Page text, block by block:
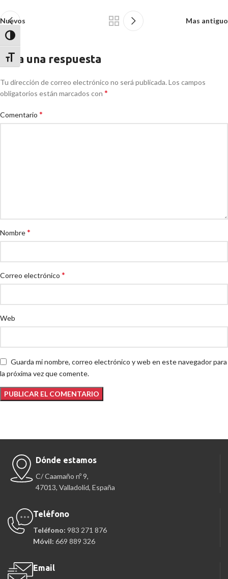
Alternar alto contraste
Alternar tamaño de letra
Nuevos Mas antiguo
Deja una respuesta
Tu dirección de correo electrónico no será publicada. Los campos
obligatorios están marcados con *
Comentario *
Nombre*
Correo electrónico *
Web
Guarda mi nombre, correo electrónico y web en este navegador para
la próxima vez que comente.
Dónde estamos
C/ Caamaño nº 9,
47013, Valladolid, España
Teléfono
Teléfono: 983 271 876
Móvil: 669 889 326
Email